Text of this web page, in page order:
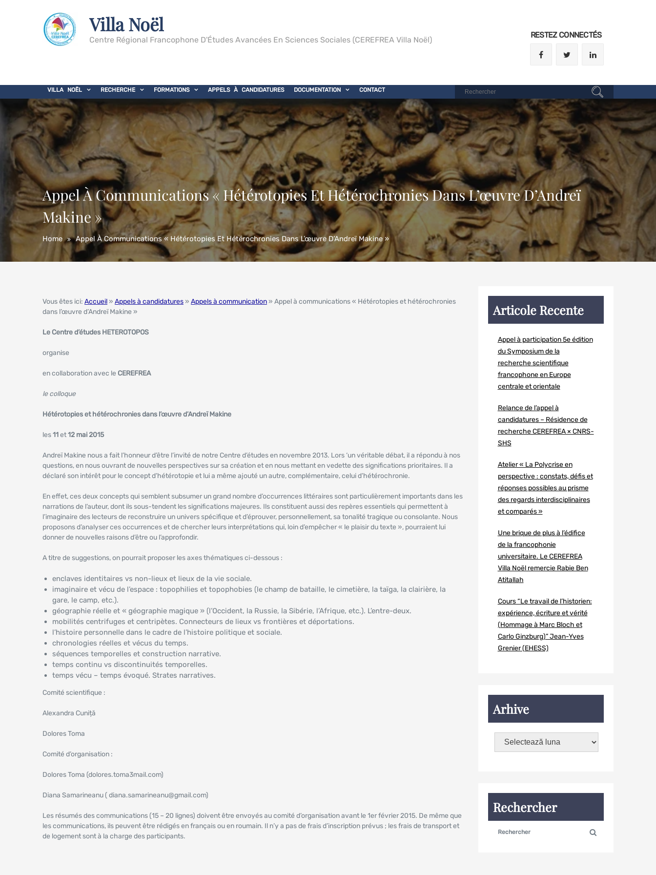
Villa Noël
Centre Régional Francophone D'Études Avancées En Sciences Sociales (CEREFREA Villa Noël) RESTEZ CONNECTÉS
VILLA NOËL RECHERCHE FORMATIONS APPELS À CANDIDATURES DOCUMENTATION CONTACT
Appel À Communications « Hétérotopies Et Hétérochronies Dans L’œuvre D’Andreï
Makine »
Home Appel À Communications « Hétérotopies Et Hétérochronies Dans L’œuvre D’Andreï Makine »
Vous êtes ici: Accueil» Appels à candidatures» Appels à communication» Appel à communications « Hétérotopies et hétérochronies
dans l’œuvre d’Andreï Makine »
Le Centre d’études HETEROTOPOS
organise
en collaboration avec le CEREFREA
le colloque
Hétérotopies et hétérochronies dans l’œuvre d’Andreï Makine
les11et12 mai 2015
Andreï Makine nous a fait l’honneur d’être l’invité de notre Centre d’études en novembre 2013. Lors ‘un véritable débat, il a répondu à nos
questions, en nous ouvrant de nouvelles perspectives sur sa création et en nous mettant en vedette des significations prioritaires. Il a
déclaré son intérêt pour le concept d’hétérotopie et lui a même ajouté un autre, complémentaire, celui d’hétérochronie.
En effet, ces deux concepts qui semblent subsumer un grand nombre d’occurrences littéraires sont particulièrement importants dans les
narrations de l’auteur, dont ils sous-tendent les significations majeures. Ils constituent aussi des repères essentiels qui permettent à
l’imaginaire des lecteurs de reconstruire un univers spécifique et d’éprouver, personnellement, sa tonalité tragique ou consolante. Nous
proposons d’analyser ces occurrences et de chercher leurs interprétations qui, loin d’empêcher « le plaisir du texte », pourraient lui
donner de nouvelles raisons d’être ou l’approfondir.
A titre de suggestions, on pourrait proposer les axes thématiques ci-dessous :
enclaves identitaires vs non-lieux et lieux de la vie sociale.
imaginaire et vécu de l’espace : topophilies et topophobies (le champ de bataille, le cimetière, la taïga, la clairière, la
gare, le camp, etc.).
géographie réelle et « géographie magique » (l’Occident, la Russie, la Sibérie, l’Afrique, etc.). L’entre-deux.
mobilités centrifuges et centripètes. Connecteurs de lieux vs frontières et déportations.
l’histoire personnelle dans le cadre de l’histoire politique et sociale.
chronologies réelles et vécus du temps.
séquences temporelles et construction narrative.
temps continu vs discontinuités temporelles.
temps vécu – temps évoqué. Strates narratives.
Comité scientifique :
Alexandra Cuniță
Dolores Toma
Comité d’organisation :
Dolores Toma (dolores.toma3mail.com)
Diana Samarineanu ( diana.samarineanu@gmail.com)
Les résumés des communications (15 – 20 lignes) doivent être envoyés au comité d’organisation avant le 1er février 2015. De même que
les communications, ils peuvent être rédigés en français ou en roumain. Il n’y a pas de frais d’inscription prévus ; les frais de transport et
de logement sont à la charge des participants.
Articole Recente
Appel à participation 5e édition
du Symposium de la
recherche scientifique
francophone en Europe
centrale et orientale
Relance de l’appel à
candidatures – Résidence de
recherche CEREFREA × CNRS-
SHS
Atelier « La Polycrise en
perspective : constats, défis et
réponses possibles au prisme
des regards interdisciplinaires
et comparés »
Une brique de plus à l’édifice
de la francophonie
universitaire. Le CEREFREA
Villa Noël remercie Rabie Ben
Atitallah
Cours “Le travail de l’historien:
expérience, écriture et vérité
(Hommage à Marc Bloch et
Carlo Ginzburg)” Jean-Yves
Grenier (EHESS)
Arhive
Rechercher